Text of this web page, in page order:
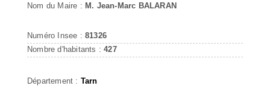
Nom du Maire : M. Jean-Marc BALARAN
Numéro Insee : 81326
Nombre d'habitants :427
Département : Tarn